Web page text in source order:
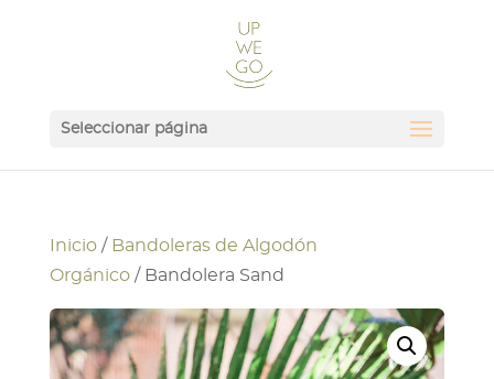
Seleccionar página
Inicio/ Bandoleras de Algodón
Orgánico/ Bandolera Sand